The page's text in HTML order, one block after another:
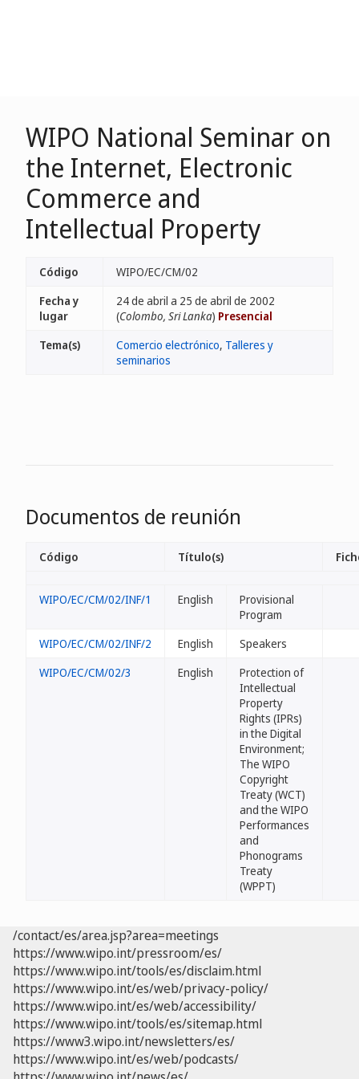
WIPO National Seminar on
the Internet, Electronic
Commerce and
Intellectual Property
Código
WIPO/EC/CM/02
Fecha y
lugar
24 de abril a 25 de abril de 2002
(Colombo, Sri Lanka) Presencial
Tema(s)
Comercio electrónico, Talleres y
seminarios
Documentos de reunión
Código Título(s)
WIPO/EC/CM/02/INF/1 English
Provisional
Program
WIPO/EC/CM/02/INF/2
English
Speakers
WIPO/EC/CM/02/3
English
Protection of
Intellectual
Property
Rights (IPRs)
in the Digital
Environment;
The WIPO
Copyright
Treaty (WCT)
and the WIPO
Performances
and
Phonograms
Treaty
(WPPT)
/contact/es/area.jsp?area=meetings
https://www.wipo.int/pressroom/es/
https://www.wipo.int/tools/es/disclaim.html
https://www.wipo.int/es/web/privacy-policy/
https://www.wipo.int/es/web/accessibility/
https://www.wipo.int/tools/es/sitemap.html
https://www3.wipo.int/newsletters/es/
https://www.wipo.int/es/web/podcasts/